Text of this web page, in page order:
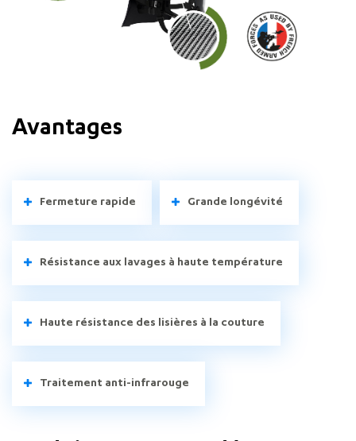
Avantages
Fermeture rapide Grande longévité
Résistance aux lavages à haute température
Haute résistance des lisières à la couture
Traitement anti-infrarouge